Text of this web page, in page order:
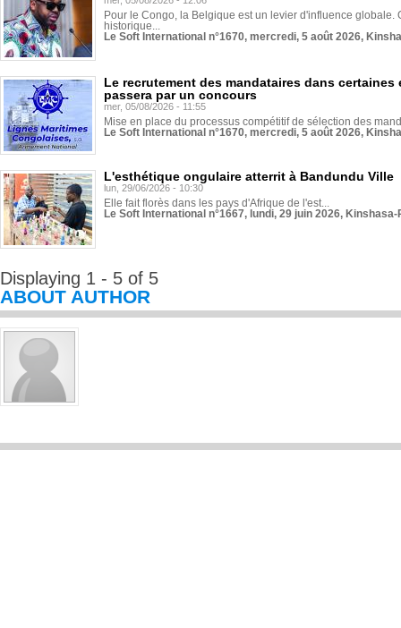
Pour le Congo, la Belgique est un levier d'influence globale.
historique...
Le Soft International n°1670, mercredi, 5 août 2026,
Le recrutement des mandataires dans
passera par un concours
mer, 05/08/2026 - 11:55
Mise en place du processus compétitif de sélection des
Le Soft International n°1670, mercredi, 5 août 2026,
L'esthétique ongulaire atterrit à Bandundu Ville
lun, 29/06/2026 - 10:30
Elle fait florès dans les pays d'Afrique de l'est...
Le Soft International n°1667, lundi, 29 juin 2026,
Displaying 1 - 5 of 5
ABOUT AUTHOR